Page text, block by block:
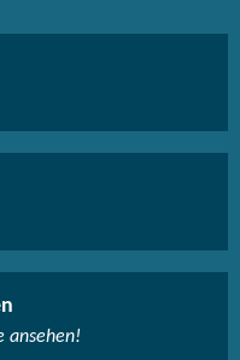
ansehen!